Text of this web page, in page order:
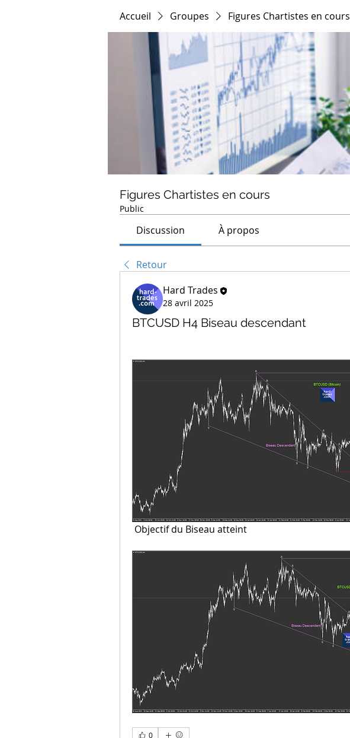
Accueil Groupes Figures Chartistes en cours
Figures Chartistes en cours
Public
Discussion À propos
Retour
Hard Trades
28 avril 2025
BTCUSD H4 Biseau descendant
Objectif du Biseau atteint
0